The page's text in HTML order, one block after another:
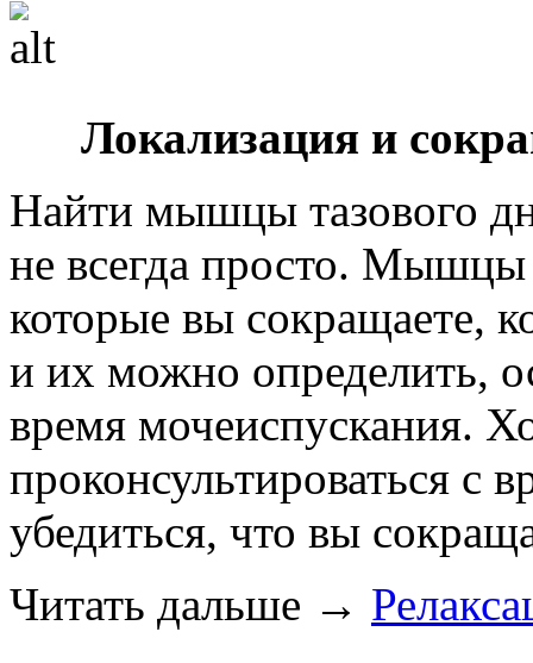
Локализация и
Найти мышцы тазового
не всегда просто.
которые вы сокращаете,
и их можно определить,
время мочеиспускания.
проконсультироваться с
убедиться, что вы
Читать дальше →